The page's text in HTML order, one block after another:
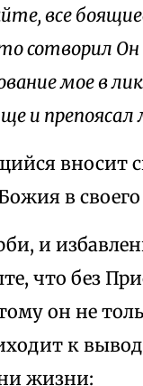
все
сотворил
мое в
и препоясал
вносит
в
и
что без
он не
к
жизни: